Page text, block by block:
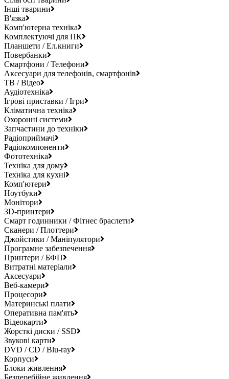
Інші тварини
В'язка
Комп'ютерна техніка
Комплектуючі для ПК
Планшети / Ел.книги
Повербанки
Смартфони / Телефони
Аксесуари для телефонів, смартфонів
ТВ / Відео
Аудіотехніка
Ігрові приставки / Ігри
Кліматична техніка
Охоронні системи
Запчастини до техніки
Радіоприймачі
Радіокомпоненти
Фототехніка
Техніка для дому
Техніка для кухні
Комп'ютери
Ноутбуки
Монітори
3D-принтери
Смарт годинники / Фітнес браслети
Сканери / Плоттери
Джойстики / Маніпулятори
Програмне забезпечення
Принтери / БФП
Витратні матеріали
Аксесуари
Веб-камери
Процесори
Материнські плати
Оперативна пам'ять
Відеокарти
Жорсткі диски / SSD
Звукові карти
DVD / CD / Blu-ray
Корпуси
Блоки живлення
Безперебійне живлення